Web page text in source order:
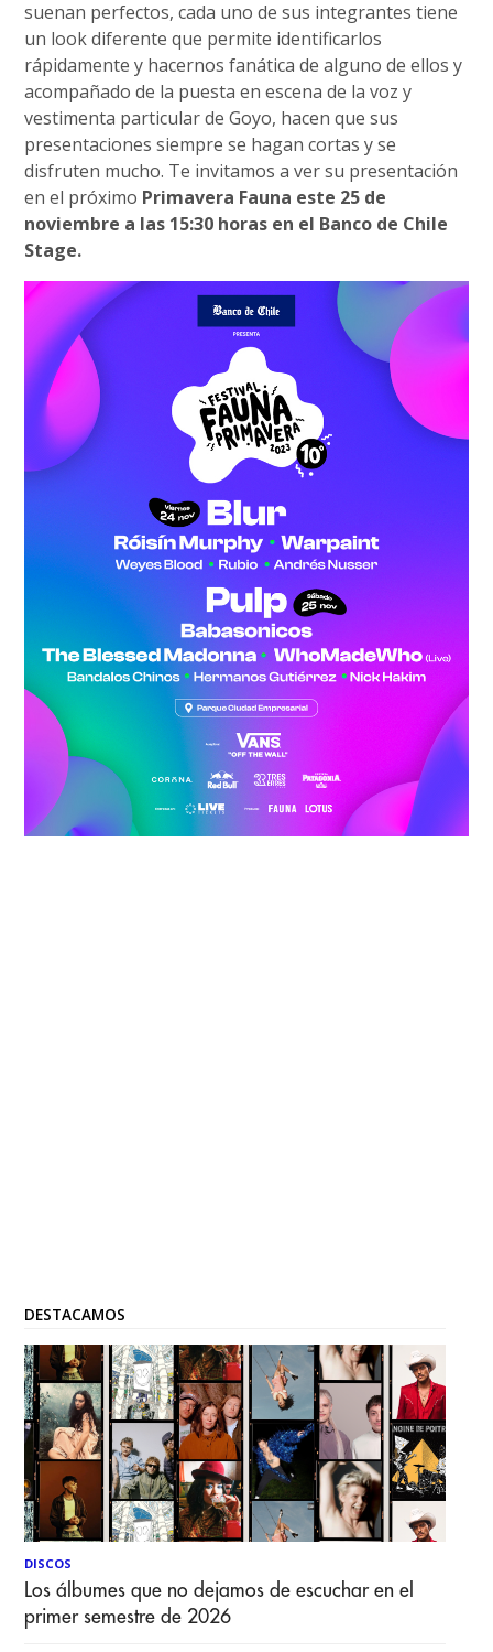
suenan perfectos, cada uno de sus integrantes tiene
un look diferente que permite identificarlos
rápidamente y hacernos fanática de alguno de ellos y
acompañado de la puesta en escena de la voz y
vestimenta particular de Goyo, hacen que sus
presentaciones siempre se hagan cortas y se
disfruten mucho. Te invitamos a ver su presentación
en el próximo Primavera Fauna este 25 de
noviembre a las 15:30 horas en el Banco de Chile
Stage.
DESTACAMOS
DISCOS
Los álbumes que no dejamos de escuchar en el
primer semestre de 2026